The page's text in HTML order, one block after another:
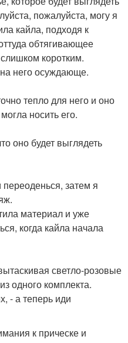
пожалуйста, могу я
кайла, подходя к
обтягивающее
коротким.
него осуждающе.
тепло для него и оно
носить его.
оно будет выглядеть
затем я
материал и уже
когда кайла начала
светло-розовые
одного комплекта.
- а теперь иди
к прическе и